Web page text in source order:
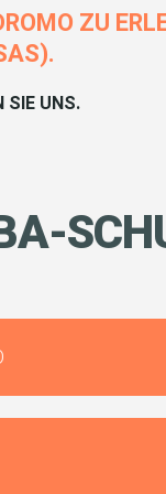
ZU
SIE UNS.